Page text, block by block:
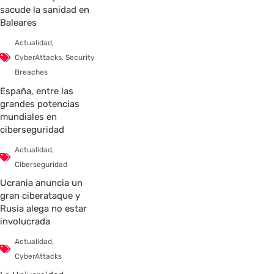
sacude la sanidad en
Baleares
Actualidad,
CyberAttacks,Security
Breaches
España, entre las
grandes potencias
mundiales en
ciberseguridad
Actualidad,
Ciberseguridad
Ucrania anuncia un
gran ciberataque y
Rusia alega no estar
involucrada
Actualidad,
CyberAttacks